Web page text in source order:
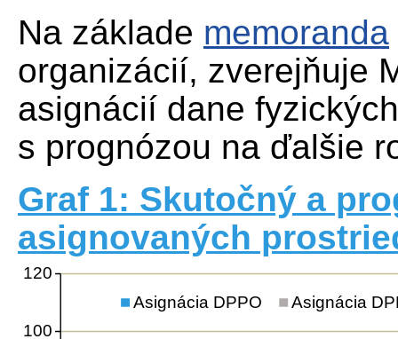
Na základe memoranda
organizácií, zverejňuje
asignácií dane
s prognózou na ďalšie
Graf 1: Skutočný a
asignovaných